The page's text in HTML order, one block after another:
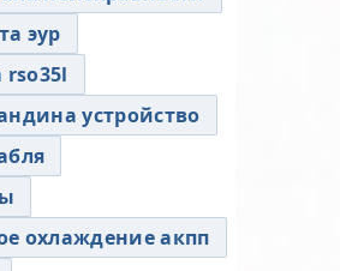
эур
rso35l
устройство
охлаждение акпп